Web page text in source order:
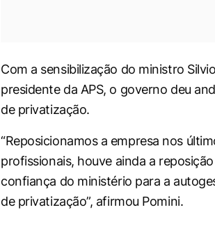
Com a sensibilização do ministro
presidente da APS, o governo deu
de privatização.
“Reposicionamos a empresa nos
profissionais, houve ainda a
confiança do ministério para a
de privatização”, afirmou Pomini.